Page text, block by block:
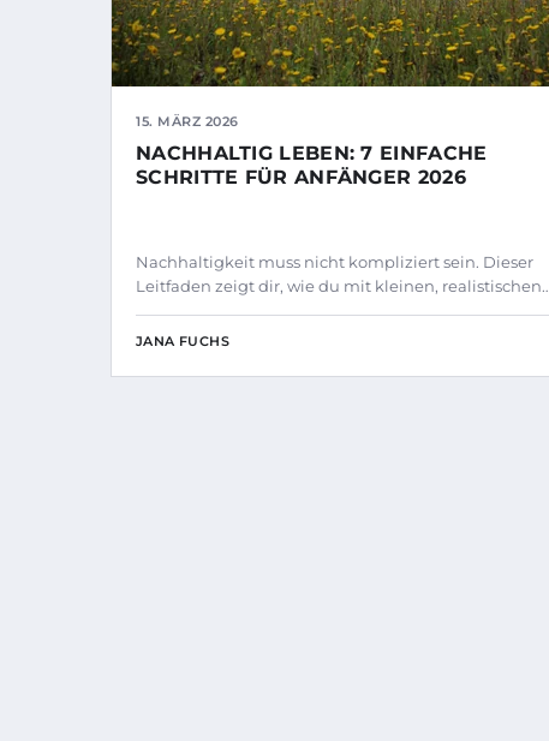
15. MÄRZ 2026
NACHHALTIG LEBEN: 7 EINFACHE
SCHRITTE FÜR ANFÄNGER 2026
Nachhaltigkeit muss nicht kompliziert sein. Dieser
Leitfaden zeigt dir, wie du mit kleinen, realistischen…
JANA FUCHS